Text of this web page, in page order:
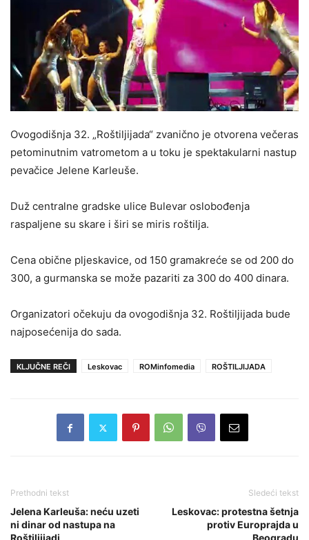
Ovogodišnja 32. „Roštiljijada“ zvanično je otvorena večeras
petominutnim vatrometom a u toku je spektakularni nastup
pevačice Jelene Karleuše.
Duž centralne gradske ulice Bulevar oslobođenja
raspaljene su skare i širi se miris roštilja.
Cena obične pljeskavice, od 150 gramakreće se od 200 do
300, a gurmanska se može pazariti za 300 do 400 dinara.
Organizatori očekuju da ovogodišnja 32. Roštiljijada bude
najposećenija do sada.
KLJUČNE REČI Leskovac ROMinfomedia ROŠTILJIJADA
Prethodni tekst
Jelena Karleuša: neću uzeti
ni dinar od nastupa na
Roštiljijadi
Sledeći tekst
Leskovac: protestna šetnja
protiv Europrajda u
Beogradu